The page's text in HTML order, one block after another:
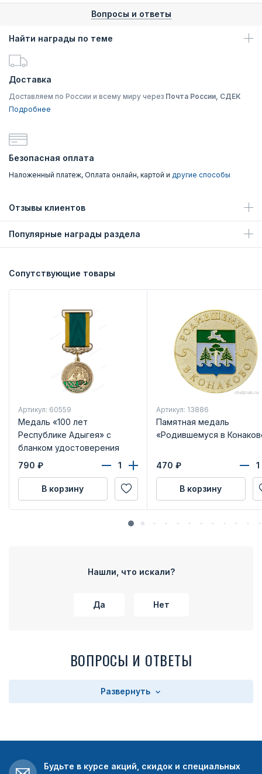
Вопросы и ответы
Найти награды по теме
Доставка
Доставляем по России и всему миру через Почта России, СДЕК
Подробнее
Безопасная оплата
Наложенный платеж, Оплата онлайн, картой и другие способы
Отзывы клиентов
Популярные награды раздела
Сопутствующие товары
Артикул: 60559
Медаль «100 лет
Республике Адыгея» с
бланком удостоверения
790 ₽
В корзину
Артикул: 13886
Памятная медаль
«Родившемуся в
470 ₽
В корзину
Нашли, что искали?
Да Нет
ВОПРОСЫ И ОТВЕТЫ
Развернуть
Будьте в курсе акций, скидок и специальных